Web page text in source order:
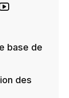
base de
des